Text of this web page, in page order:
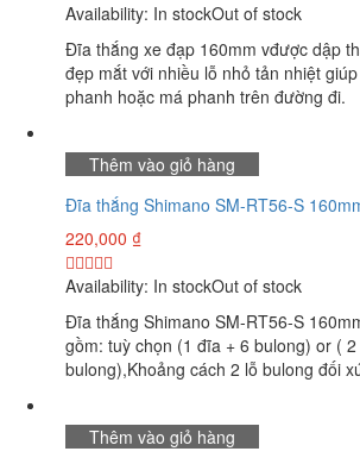
Availability: In stockOut of stock
Đĩa thắng xe đạp 160mm vđược dập
đẹp mắt với nhiều lỗ nhỏ tản nhiệt
phanh hoặc má phanh trên đường đi.
Thêm vào giỏ hàng
Đĩa thắng Shimano SM-RT56-S
220,000 ₫
Availability: In stockOut of stock
Đĩa thắng Shimano SM-RT56-S
gồm: tuỳ chọn (1 đĩa + 6 bulong) or (
bulong),Khoảng cách 2 lỗ bulong đối
Thêm vào giỏ hàng